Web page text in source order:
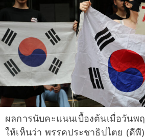
ผลการนับคะแนนเบื้องต้นเมื่อวันพ
ให้เห็นว่า พรรคประชาธิปไตย (ดี